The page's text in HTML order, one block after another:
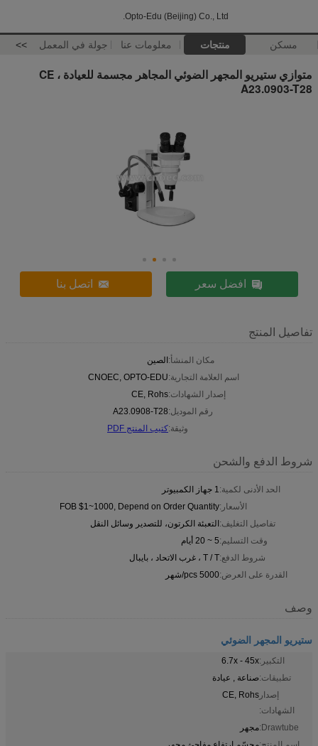
Opto-Edu (Beijing) Co., Ltd.
مسكن منتجات معلومات عنا جولة في المعمل >>
متوازي ستيريو المجهر الضوئي المجاهر مجسمة للعيادة ، CE
A23.0903-T28
افضل سعر اتصل بنا
تفاصيل المنتج
مكان المنشأ:الصين
اسم العلامة التجارية:CNOEC, OPTO-EDU
إصدار الشهادات:CE, Rohs
رقم الموديل:A23.0908-T28
وثيقة:كتيب المنتج PDF
شروط الدفع والشحن
الحد الأدنى لكمية:1 جهاز الكمبيوتر
الأسعار:FOB $1~1000, Depend on Order Quantity
تفاصيل التغليف:التعبئة الكرتون، للتصدير وسائل النقل
وقت التسليم:5 ~ 20 أيام
شروط الدفع:T / T ، غرب الاتحاد ، بايبال
القدرة على العرض:5000 pcs/شهر
وصف
ستيريو المجهر الضوئي
التكبير:6.7x - 45x
تطبيقات:صناعة , عيادة
إصدار
الشهادات:
CE, Rohs
Drawtube: مجهر